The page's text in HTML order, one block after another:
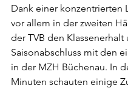
Dank einer konzentrierten
vor allem in der zweiten
der TVB den Klassenerhalt
Saisonabschluss mit den
in der MZH Büchenau. In
Minuten schauten einige